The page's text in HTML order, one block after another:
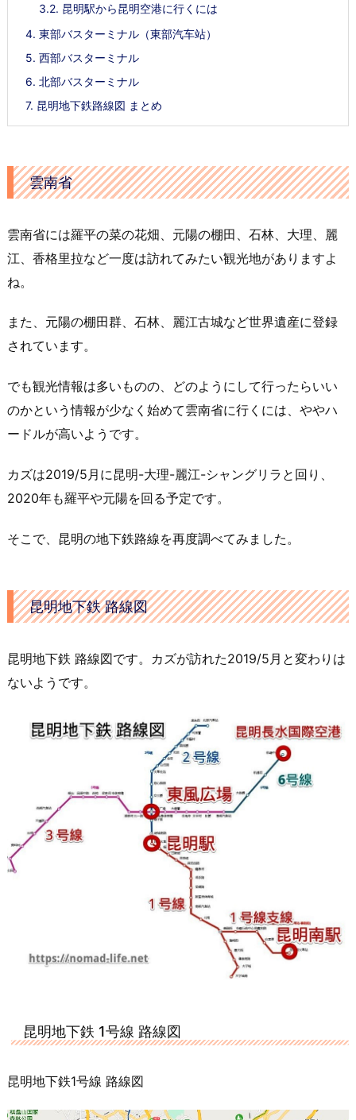
3.2. 昆明駅から昆明空港に行くには
4. 東部バスターミナル（東部汽车站）
5. 西部バスターミナル
6. 北部バスターミナル
7. 昆明地下鉄路線図 まとめ
雲南省
雲南省には羅平の菜の花畑、元陽の棚田、石林、大理、麗
江、香格里拉など一度は訪れてみたい観光地がありますよ
ね。
また、元陽の棚田群、石林、麗江古城など世界遺産に登録
されています。
でも観光情報は多いものの、どのようにして行ったらいい
のかという情報が少なく始めて雲南省に行くには、ややハ
ードルが高いようです。
カズは2019/5月に昆明-大理-麗江-シャングリラと回り、
2020年も羅平や元陽を回る予定です。
そこで、昆明の地下鉄路線を再度調べてみました。
昆明地下鉄 路線図
昆明地下鉄 路線図です。カズが訪れた2019/5月と変わりは
ないようです。
昆明地下鉄 1号線 路線図
昆明地下鉄1号線 路線図